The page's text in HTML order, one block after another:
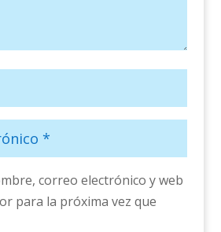
correo electrónico y web
para la próxima vez que